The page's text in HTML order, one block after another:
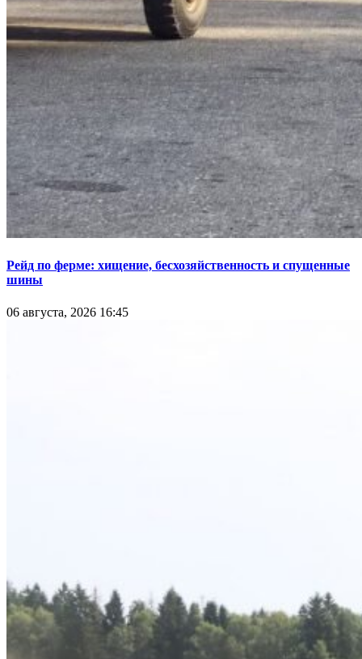
Рейд по ферме: хищение, бесхозяйственность и спущенные
шины
06 августа, 2026 16:45